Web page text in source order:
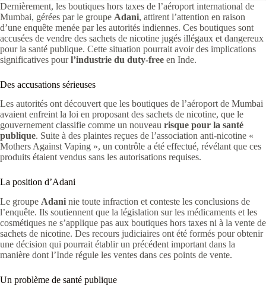
Dernièrement, les boutiques hors taxes de l’aéroport international de
Mumbai, gérées par le groupe Adani, attirent l’attention en raison
d’une enquête menée par les autorités indiennes. Ces boutiques sont
accusées de vendre des sachets de nicotine jugés illégaux et dangereux
pour la santé publique. Cette situation pourrait avoir des implications
significatives pourl’industrie du duty-free en Inde.
Des accusations sérieuses
Les autorités ont découvert que les boutiques de l’aéroport de Mumbai
avaient enfreint la loi en proposant des sachets de nicotine, que le
gouvernement classifie comme un nouveau risque pour la santé
publique. Suite à des plaintes reçues de l’association anti-nicotine «
Mothers Against Vaping », un contrôle a été effectué, révélant que ces
produits étaient vendus sans les autorisations requises.
La position d’Adani
Le groupe Adani nie toute infraction et conteste les conclusions de
l’enquête. Ils soutiennent que la législation sur les médicaments et les
cosmétiques ne s’applique pas aux boutiques hors taxes ni à la vente de
sachets de nicotine. Des recours judiciaires ont été formés pour obtenir
une décision qui pourrait établir un précédent important dans la
manière dont l’Inde régule les ventes dans ces points de vente.
Un problème de santé publique